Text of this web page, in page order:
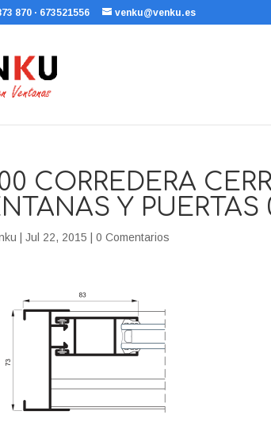
870 · 673521556 venku@venku.es
CORREDERA
Y PUERTAS
|Jul 22, 2015 |0 Comentarios